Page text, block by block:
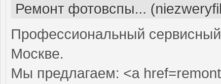
Ремонт фотовспы...
Профессиональный
Москве.
Мы предлагаем: <a